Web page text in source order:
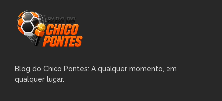
Blog do Chico Pontes: A qualquer momento, em
qualquer lugar.